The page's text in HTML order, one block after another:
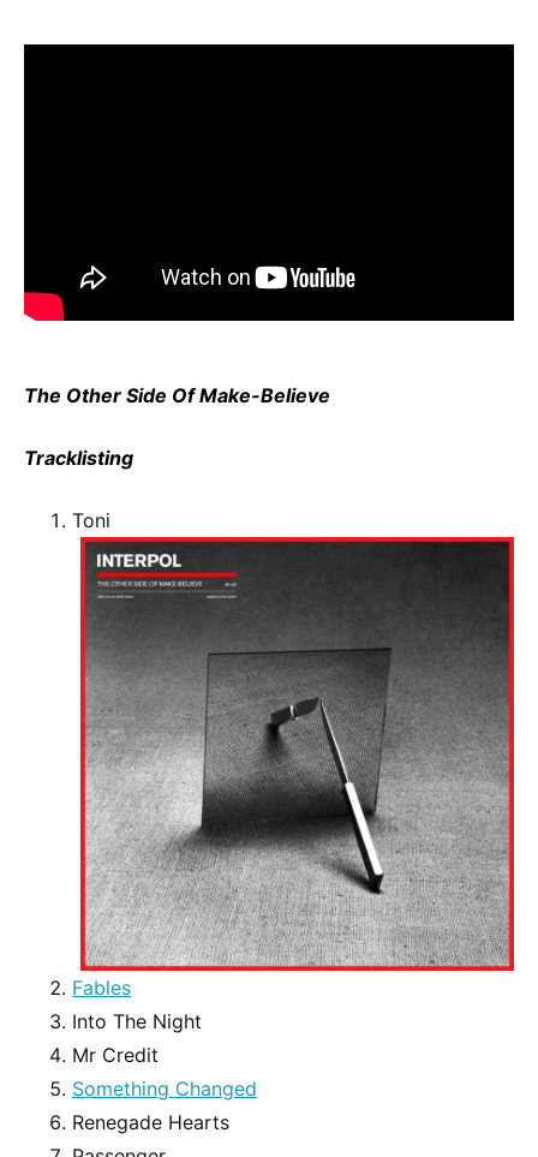
The Other Side Of Make-Believe
Tracklisting
Toni
Fables
Into The Night
Mr Credit
Something Changed
Renegade Hearts